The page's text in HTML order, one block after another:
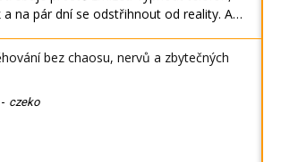
na pár dní se odstřihnout od reality. A…
bez chaosu, nervů a zbytečných
- czeko